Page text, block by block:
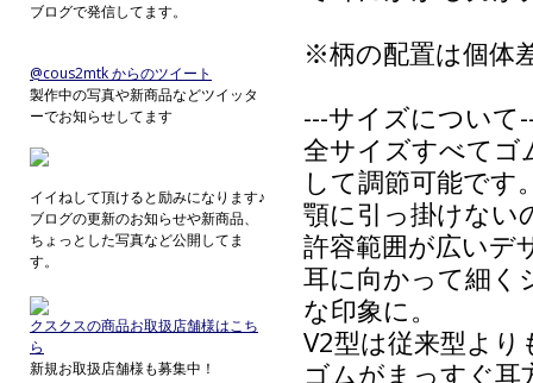
※柄の配置は個体
---サイズについて
全サイズすべてゴ
して調節可能です
顎に引っ掛けない
許容範囲が広いデ
耳に向かって細く
な印象に。
V2型は従来型よ
ゴムがまっすぐ
ブログで発信してます。
@cous2mtk からのツイート
製作中の写真や新商品などツイッタ
ーでお知らせしてます
イイねして頂けると励みになります♪
ブログの更新のお知らせや新商品、
ちょっとした写真など公開してま
す。
クスクスの商品お取扱店舗様はこち
ら
新規お取扱店舗様も募集中！